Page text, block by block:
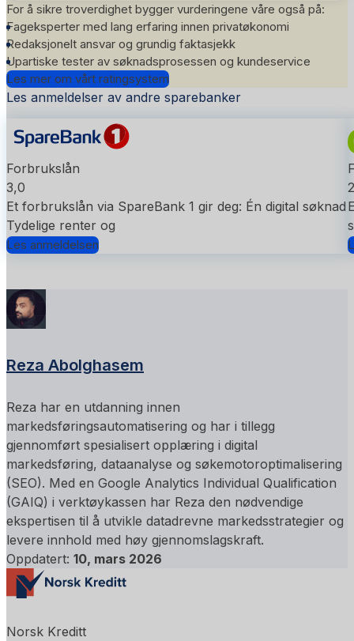
For å sikre troverdighet bygger vurderingene våre også på:
Fageksperter med lang erfaring innen privatøkonomi
Redaksjonelt ansvar og grundig faktasjekk
Upartiske tester av søknadsprosessen og kundeservice
Les mer om vårt ratingsystem
Les anmeldelser av andre sparebanker
Forbrukslån
3,0
Et forbrukslån via SpareBank 1 gir deg: Én digital søknad
Tydelige renter og
Les anmeldelsen
Reza Abolghasem
Reza har en utdanning innen
markedsføringsautomatisering og har i tillegg
gjennomført spesialisert opplæring i digital
markedsføring, dataanalyse og søkemotoroptimalisering
(SEO). Med en Google Analytics Individual Qualification
(GAIQ) i verktøykassen har Reza den nødvendige
ekspertisen til å utvikle datadrevne markedsstrategier og
levere innhold med høy gjennomslagskraft.
Oppdatert: 10, mars 2026
Norsk Kreditt